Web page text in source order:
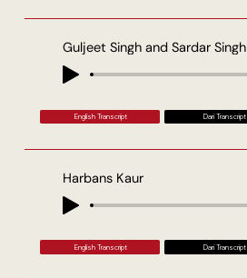
Guljeet Singh and Sardar Singh
English Transcript Dari Transcript
Harbans Kaur
English Transcript Dari Transcript